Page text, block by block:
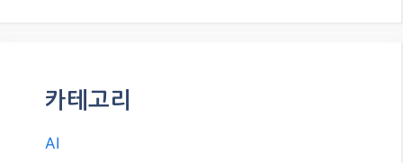
카테고리
AI